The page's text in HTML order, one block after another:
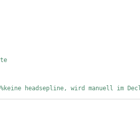
headsepline, wird manuell im